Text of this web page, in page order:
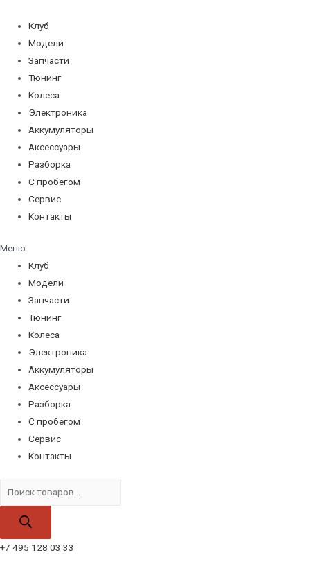
содержимому
Клуб
Модели
Запчасти
Тюнинг
Колеса
Электроника
Аккумуляторы
Аксессуары
Разборка
С пробегом
Сервис
Контакты
Меню
Клуб
Модели
Запчасти
Тюнинг
Колеса
Электроника
Аккумуляторы
Аксессуары
Разборка
С пробегом
Сервис
Контакты
товаров
+7 495 128 03 33